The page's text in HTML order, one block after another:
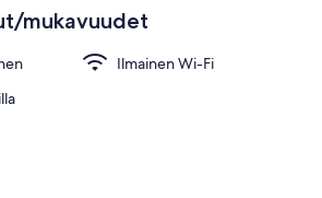
Ravintola
mukavuudet
Ilmainen Wi-Fi